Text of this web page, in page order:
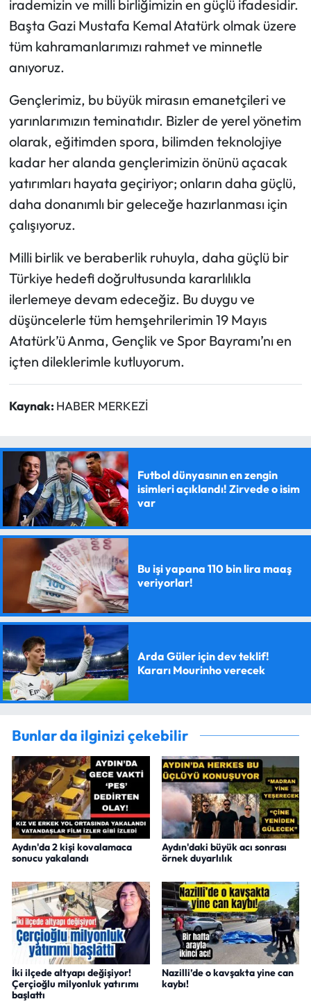
irademizin ve milli birliğimizin en güçlü ifadesidir.
Başta Gazi Mustafa Kemal Atatürk olmak üzere
tüm kahramanlarımızı rahmet ve minnetle
anıyoruz.
Gençlerimiz, bu büyük mirasın emanetçileri ve
yarınlarımızın teminatıdır. Bizler de yerel yönetim
olarak, eğitimden spora, bilimden teknolojiye
kadar her alanda gençlerimizin önünü açacak
yatırımları hayata geçiriyor; onların daha güçlü,
daha donanımlı bir geleceğe hazırlanması için
çalışıyoruz.
Milli birlik ve beraberlik ruhuyla, daha güçlü bir
Türkiye hedefi doğrultusunda kararlılıkla
ilerlemeye devam edeceğiz. Bu duygu ve
düşüncelerle tüm hemşehrilerimin 19 Mayıs
Atatürk’ü Anma, Gençlik ve Spor Bayramı’nı en
içten dileklerimle kutluyorum.
Kaynak: HABER MERKEZİ
Futbol dünyasının en zengin
isimleri açıklandı! Zirvede o isim
var
Bu işi yapana 110 bin lira maaş
veriyorlar!
Arda Güler için dev teklif!
Kararı Mourinho verecek
Bunlar da ilginizi çekebilir
Aydın'da 2 kişi kovalamaca
sonucu yakalandı
Aydın'daki büyük acı sonrası
örnek duyarlılık
İki ilçede altyapı değişiyor!
Çerçioğlu milyonluk yatırımı
başlattı
Nazilli’de o kavşakta yine can
kaybı!